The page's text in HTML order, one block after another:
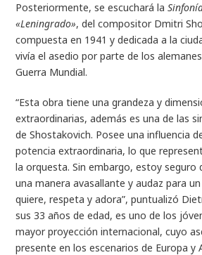
Posteriormente, se escuchará la
«Leningrado», del compositor Dmitri
compuesta en 1941 y dedicada a la
vivía el asedio por parte de los
Guerra Mundial.
“Esta obra tiene una grandeza y
extraordinarias, además es una de las
de Shostakovich. Posee una influencia
potencia extraordinaria, lo que
la orquesta. Sin embargo, estoy seguro
una manera avasallante y audaz para
quiere, respeta y adora”, puntualizó
sus 33 años de edad, es uno de los
mayor proyección internacional, cuyo
presente en los escenarios de Europa y